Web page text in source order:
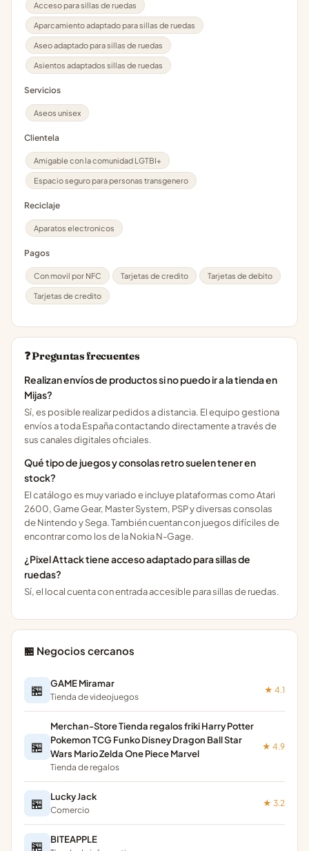
Acceso para sillas de ruedas
Aparcamiento adaptado para sillas de ruedas
Aseo adaptado para sillas de ruedas
Asientos adaptados sillas de ruedas
Servicios
Aseos unisex
Clientela
Amigable con la comunidad LGTBI+
Espacio seguro para personas transgenero
Reciclaje
Aparatos electronicos
Pagos
Con movil por NFC Tarjetas de credito Tarjetas de debito
Tarjetas de credito
❓ Preguntas frecuentes
Realizan envíos de productos si no puedo ir a la tienda en
Mijas?
Sí, es posible realizar pedidos a distancia. El equipo gestiona
envíos a toda España contactando directamente a través de
sus canales digitales oficiales.
Qué tipo de juegos y consolas retro suelen tener en
stock?
El catálogo es muy variado e incluye plataformas como Atari
2600, Game Gear, Master System, PSP y diversas consolas
de Nintendo y Sega. También cuentan con juegos difíciles de
encontrar como los de la Nokia N-Gage.
¿Pixel Attack tiene acceso adaptado para sillas de
ruedas?
Sí, el local cuenta con entrada accesible para sillas de ruedas.
🏪 Negocios cercanos
🏪 GAME Miramar
Tienda de videojuegos
★ 4.1
🏪
Merchan-Store Tienda regalos friki Harry Potter
Pokemon TCG Funko Disney Dragon Ball Star
Wars Mario Zelda One Piece Marvel
Tienda de regalos
★ 4.9
🏪 Lucky Jack
Comercio
★ 3.2
🏪 BITEAPPLE